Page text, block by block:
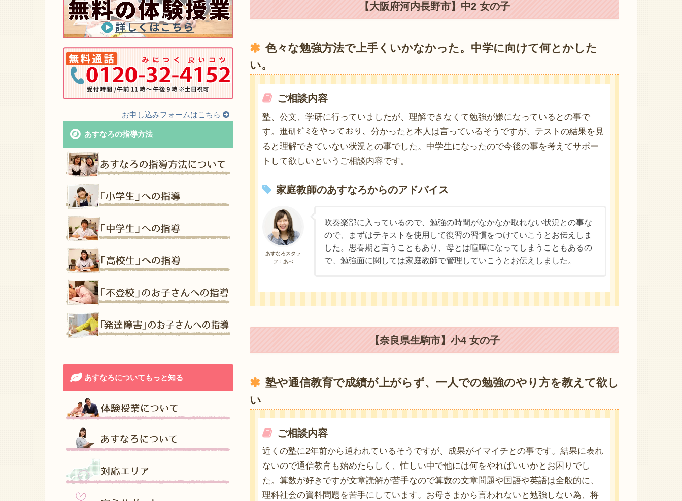
【大阪府河内長野市】中2 女の子
色々な勉強方法で上手くいかなかった。中学に向けて何とかした
い。
ご相談内容
塾、公文、学研に行っていましたが、理解できなくて勉強が嫌になっているとの事で
す。進研ｾﾞﾐをやっており、分かったと本人は言っているそうですが、テストの結果を見
ると理解できていない状況との事でした。中学生になったので今後の事を考えてサポー
トして欲しいというご相談内容です。
家庭教師のあすなろからのアドバイス
あすなろスタッ
フ：あべ
吹奏楽部に入っているので、勉強の時間がなかなか取れない状況との事な
ので、まずはテキストを使用して復習の習慣をつけていこうとお伝えしま
した。思春期と言うこともあり、母とは喧嘩になってしまうこともあるの
で、勉強面に関しては家庭教師で管理していこうとお伝えしました。
【奈良県生駒市】小4 女の子
塾や通信教育で成績が上がらず、一人での勉強のやり方を教えて欲し
い
ご相談内容
近くの塾に2年前から通われているそうですが、成果がイマイチとの事です。結果に表れ
ないので通信教育も始めたらしく、忙しい中で他には何をやればいいかとお困りでし
た。算数が好きですが文章読解が苦手なので算数の文章問題や国語や英語は全般的に、
理科社会の資料問題を苦手にしています。お母さまから言われないと勉強しない為、将
お申し込みフォームはこちら
あすなろの指導方法
あすなろについてもっと知る